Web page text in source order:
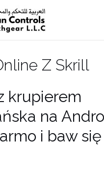
Z Skrill
krupierem
na
i baw się